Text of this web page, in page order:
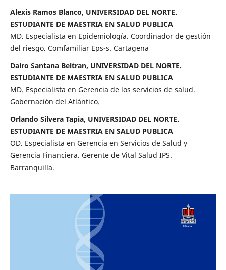
Alexis Ramos Blanco, UNIVERSIDAD DEL NORTE.
ESTUDIANTE DE MAESTRIA EN SALUD PUBLICA
MD. Especialista en Epidemiología. Coordinador de gestión
del riesgo. Comfamiliar Eps-s. Cartagena
Dairo Santana Beltran, UNIVERSIDAD DEL NORTE.
ESTUDIANTE DE MAESTRIA EN SALUD PUBLICA
MD. Especialista en Gerencia de los servicios de salud.
Gobernación del Atlántico.
Orlando Silvera Tapia, UNIVERSIDAD DEL NORTE.
ESTUDIANTE DE MAESTRIA EN SALUD PUBLICA
OD. Especialista en Gerencia en Servicios de Salud y
Gerencia Financiera. Gerente de Vital Salud IPS.
Barranquilla.